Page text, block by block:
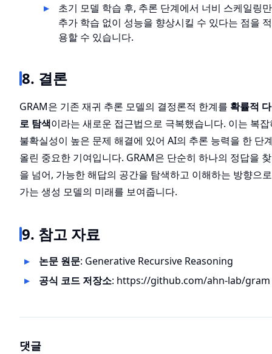
초기 모델 학습 후, 추론 단계에서 너비 스케일링
추가 학습 없이 성능을 향상시킬 수 있다는 점을
용할 수 있습니다.
8. 결론
GRAM은 기존 재귀 추론 모델의 결정론적 한계를 확률적
로 탐색이라는 새로운 접근법으로 극복했습니다. 이는 복
불확실성이 높은 문제 해결에 있어 AI의 추론 능력을 한 단
올린 중요한 기여입니다. GRAM은 단순히 하나의 정답을
을 넘어, 가능한 해답의 공간을 탐색하고 이해하는 방향으
가는 생성 모델의 미래를 보여줍니다.
9. 참고 자료
논문 원문: Generative Recursive Reasoning
공식 코드 저장소: https://github.com/ahn-lab/gram
댓글